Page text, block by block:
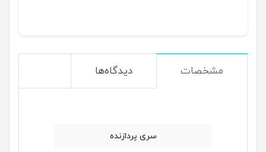
مشخصات دیدگاه‌ها
سری پردازنده